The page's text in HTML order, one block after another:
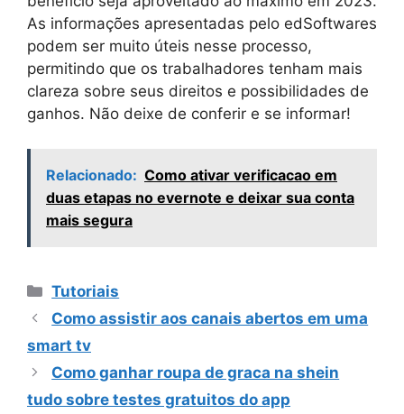
As informações apresentadas pelo edSoftwares
podem ser muito úteis nesse processo,
permitindo que os trabalhadores tenham mais
clareza sobre seus direitos e possibilidades de
ganhos. Não deixe de conferir e se informar!
Relacionado: Como ativar verificacao em
duas etapas no evernote e deixar sua conta
mais segura
Categorias
Tutoriais
Como assistir aos canais abertos em uma
smart tv
Como ganhar roupa de graca na shein
tudo sobre testes gratuitos do app